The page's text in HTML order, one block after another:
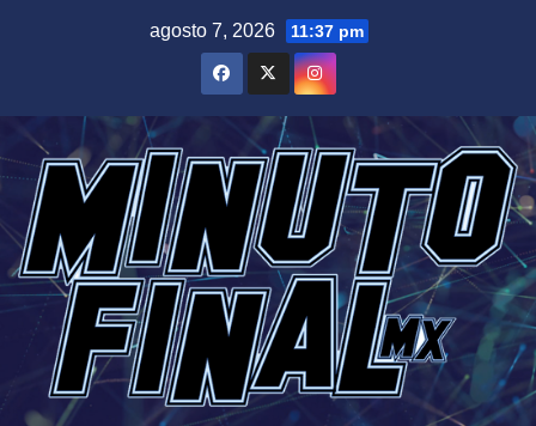
agosto 7, 2026 11:37 pm